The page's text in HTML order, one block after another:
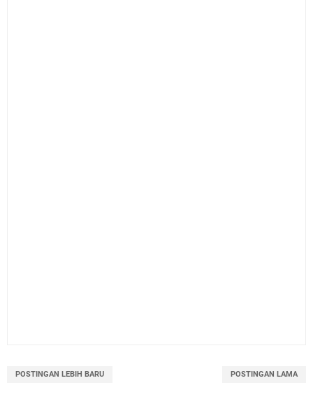
POSTINGAN LEBIH BARU POSTINGAN LAMA